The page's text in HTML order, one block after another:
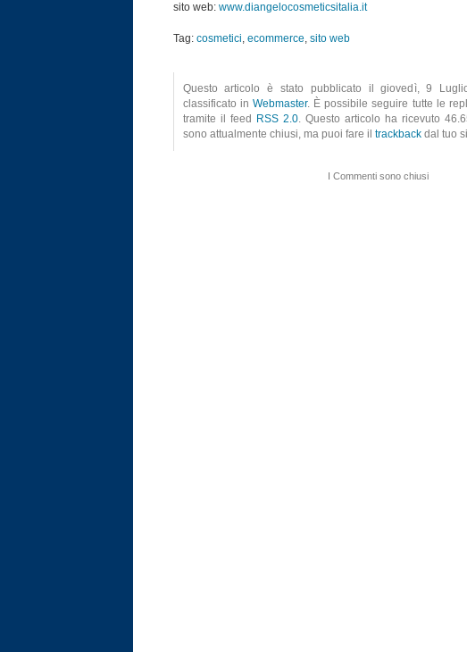
sito web: www.diangelocosmeticsitalia.it
Tag: cosmetici ecommerce sito web
Questo articolo è stato pubblicato il giovedì, 9
classificato in Webmaster. È possibile seguire tutte le
tramite il feed
RSS 2.0. Questo articolo ha ricevuto
sono attualmente chiusi, ma puoi fare il trackbackdal tuo
I Commenti sono chiusi